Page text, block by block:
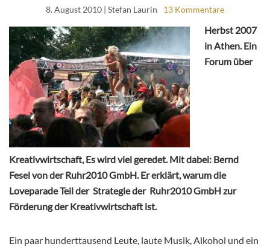
8. August 2010 | Stefan Laurin 13 Kommentare
Herbst 2007
in Athen. Ein
Forum über
Kreativwirtschaft, Es wird viel geredet. Mit dabei: Bernd
Fesel von der Ruhr2010 GmbH. Er erklärt, warum die
Loveparade Teil der Strategie der Ruhr2010 GmbH zur
Förderung der Kreativwirtschaft ist.
Ein paar hunderttausend Leute, laute Musik, Alkohol und ein